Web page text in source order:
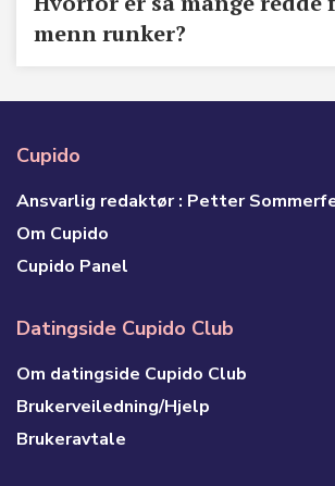
menn runker?
Cupido
Ansvarlig redaktør : Petter
Om Cupido
Cupido Panel
Datingside Cupido Club
Om datingside Cupido Club
Brukerveiledning/Hjelp
Brukeravtale